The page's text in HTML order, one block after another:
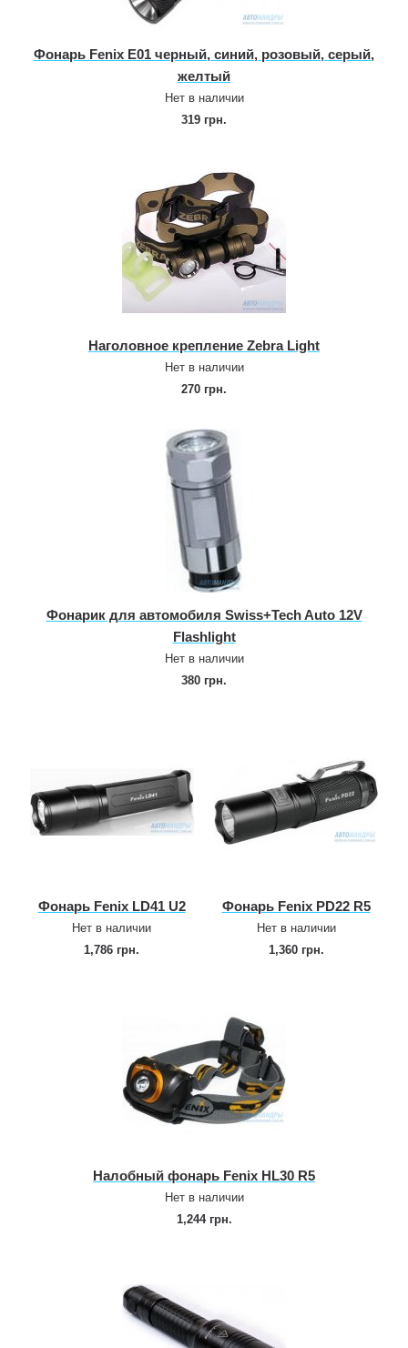
Фонарь Fenix E01 черный, синий, розовый, серый,
желтый
Нет в наличии
319 грн.
Наголовное крепление Zebra Light
Нет в наличии
270 грн.
Фонарик для автомобиля Swiss+Tech Auto 12V
Flashlight
Нет в наличии
380 грн.
Фонарь Fenix LD41 U2
Нет в наличии
1,786 грн.
Фонарь Fenix PD22 R5
Нет в наличии
1,360 грн.
Налобный фонарь Fenix HL30 R5
Нет в наличии
1,244 грн.